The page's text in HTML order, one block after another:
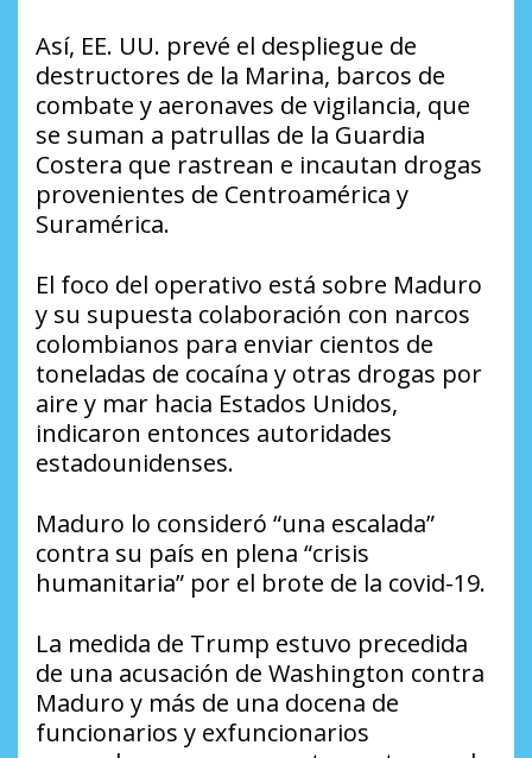
Así, EE. UU. prevé el despliegue de
destructores de la Marina, barcos de
combate y aeronaves de vigilancia, que
se suman a patrullas de la Guardia
Costera que rastrean e incautan drogas
provenientes de Centroamérica y
Suramérica.
El foco del operativo está sobre Maduro
y su supuesta colaboración con narcos
colombianos para enviar cientos de
toneladas de cocaína y otras drogas por
aire y mar hacia Estados Unidos,
indicaron entonces autoridades
estadounidenses.
Maduro lo consideró “una escalada”
contra su país en plena “crisis
humanitaria” por el brote de la covid-19.
La medida de Trump estuvo precedida
de una acusación de Washington contra
Maduro y más de una docena de
funcionarios y exfuncionarios